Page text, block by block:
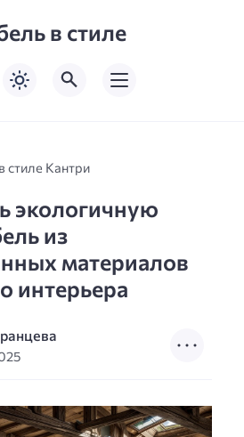
в стиле
стиле Кантри
экологичную
из
материалов
интерьера